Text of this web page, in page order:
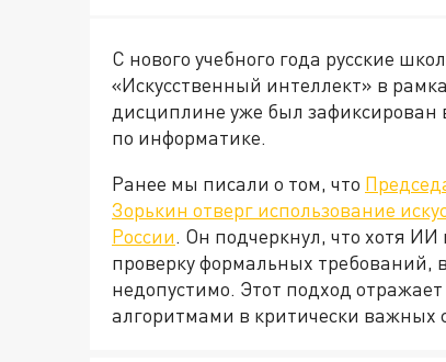
С нового учебного года русские
«Искусственный интеллект» в
дисциплине уже был
по информатике.
Ранее мы писали о том, что
Зорькин отверг использование
России. Он подчеркнул, что хотя
проверку формальных требований,
недопустимо. Этот подход
алгоритмами в критически важных